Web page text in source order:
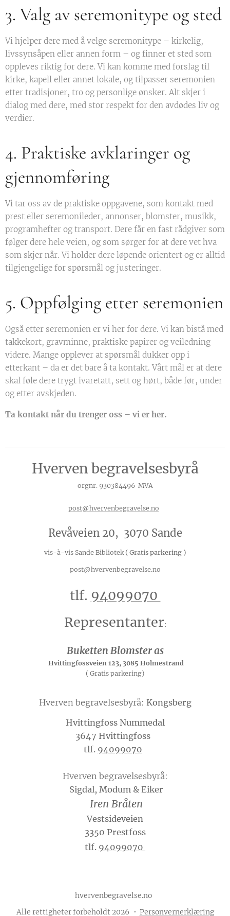
3. Valg av seremonitype og sted
Vi hjelper dere med å velge seremonitype – kirkelig,
livssynsåpen eller annen form – og finner et sted som
oppleves riktig for dere. Vi kan komme med forslag til
kirke, kapell eller annet lokale, og tilpasser seremonien
etter tradisjoner, tro og personlige ønsker. Alt skjer i
dialog med dere, med stor respekt for den avdødes liv og
verdier.
4. Praktiske avklaringer og
gjennomføring
Vi tar oss av de praktiske oppgavene, som kontakt med
prest eller seremonileder, annonser, blomster, musikk,
programhefter og transport. Dere får en fast rådgiver som
følger dere hele veien, og som sørger for at dere vet hva
som skjer når. Vi holder dere løpende orientert og er alltid
tilgjengelige for spørsmål og justeringer.
5. Oppfølging etter seremonien
Også etter seremonien er vi her for dere. Vi kan bistå med
takkekort, gravminne, praktiske papirer og veiledning
videre. Mange opplever at spørsmål dukker opp i
etterkant – da er det bare å ta kontakt. Vårt mål er at dere
skal føle dere trygt ivaretatt, sett og hørt, både før, under
og etter avskjeden.
Ta kontakt når du trenger oss – vi er her.
Hverven begravelsesbyrå
orgnr. 930384496 MVA
post@hvervenbegravelse.no
Revåveien 20, 3070 Sande
vis-à-vis Sande Bibliotek( Gratis parkering )
post@hvervenbegravelse.no
tlf. 94099070
Representanter:
Buketten Blomster as
Hvittingfossveien 123, 3085 Holmestrand
( Gratis parkering)
Hverven begravelsesbyrå: Kongsberg
Hvittingfoss Nummedal
3647 Hvittingfoss
tlf. 94099070
Hverven begravelsesbyrå:
Sigdal, Modum & Eiker
Iren Bråten
Vestsideveien
3350 Prestfoss
tlf. 94099070
hvervenbegravelse.no
Alle rettigheter forbeholdt 2026
Personvernerklæring